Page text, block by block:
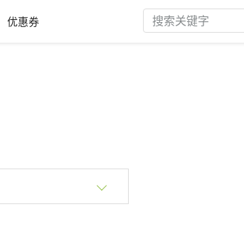
优惠券